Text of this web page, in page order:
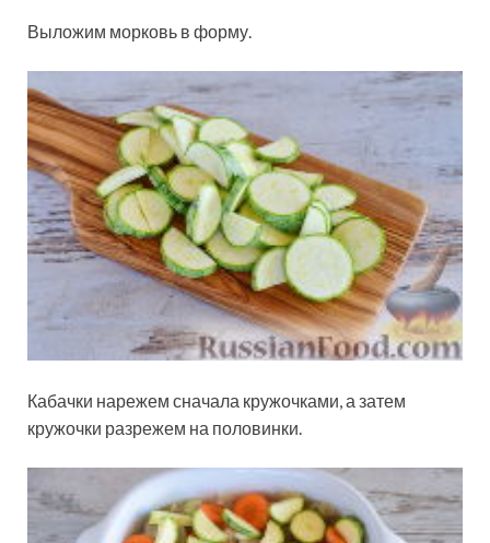
Выложим морковь в форму.
Кабачки нарежем сначала кружочками, а затем
кружочки разрежем на половинки.